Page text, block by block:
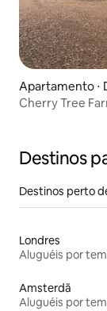
Apartamento ⋅
Cherry Tree
Destinos
Destinos perto
Londres
Aluguéis por
Amsterdã
Aluguéis por